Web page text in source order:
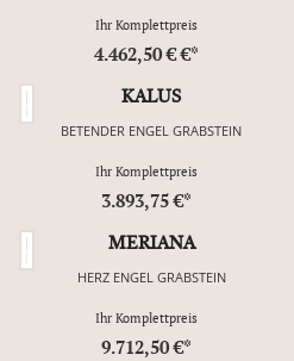
Ihr Komplettpreis
4.462,50 € €*
KALUS
BETENDER ENGEL GRABSTEIN
Ihr Komplettpreis
3.893,75 €*
MERIANA
HERZ ENGEL GRABSTEIN
Ihr Komplettpreis
9.712,50 €*